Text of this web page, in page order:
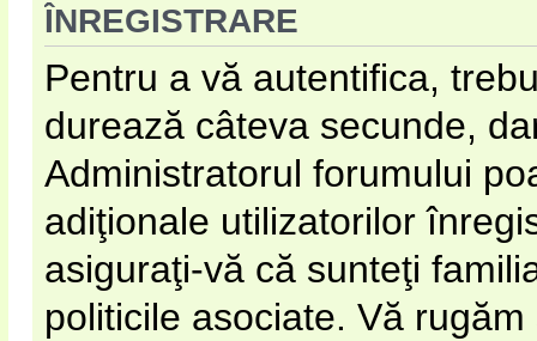
ÎNREGISTRARE
Pentru a vă autentifica,
durează câteva secunde,
Administratorul forumului
adiţionale utilizatorilor
asiguraţi-vă că sunteţi
politicile asociate. Vă